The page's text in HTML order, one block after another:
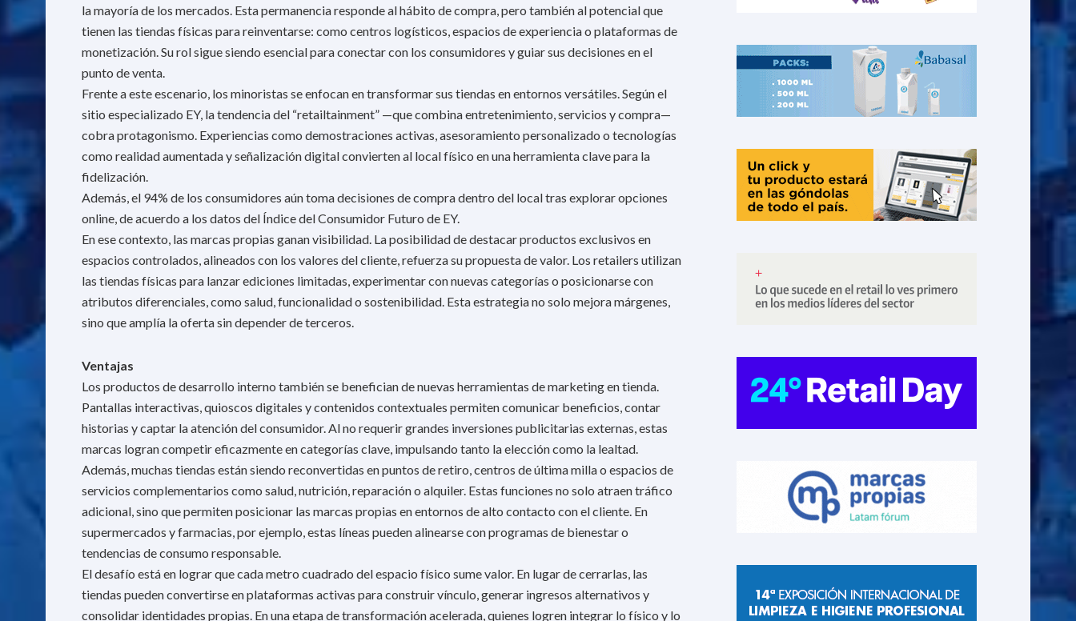
la mayoría de los mercados. Esta permanencia responde al hábito de compra, pero también al potencial que
tienen las tiendas físicas para reinventarse: como centros logísticos, espacios de experiencia o plataformas de
monetización. Su rol sigue siendo esencial para conectar con los consumidores y guiar sus decisiones en el
punto de venta.
Frente a este escenario, los minoristas se enfocan en transformar sus tiendas en entornos versátiles. Según el
sitio especializado EY, la tendencia del “retailtainment” —que combina entretenimiento, servicios y compra—
cobra protagonismo. Experiencias como demostraciones activas, asesoramiento personalizado o tecnologías
como realidad aumentada y señalización digital convierten al local físico en una herramienta clave para la
fidelización.
Además, el 94% de los consumidores aún toma decisiones de compra dentro del local tras explorar opciones
online, de acuerdo a los datos del Índice del Consumidor Futuro de EY.
En ese contexto, las marcas propias ganan visibilidad. La posibilidad de destacar productos exclusivos en
espacios controlados, alineados con los valores del cliente, refuerza su propuesta de valor. Los retailers utilizan
las tiendas físicas para lanzar ediciones limitadas, experimentar con nuevas categorías o posicionarse con
atributos diferenciales, como salud, funcionalidad o sostenibilidad. Esta estrategia no solo mejora márgenes,
sino que amplía la oferta sin depender de terceros.
Ventajas
Los productos de desarrollo interno también se benefician de nuevas herramientas de marketing en tienda.
Pantallas interactivas, quioscos digitales y contenidos contextuales permiten comunicar beneficios, contar
historias y captar la atención del consumidor. Al no requerir grandes inversiones publicitarias externas, estas
marcas logran competir eficazmente en categorías clave, impulsando tanto la elección como la lealtad.
Además, muchas tiendas están siendo reconvertidas en puntos de retiro, centros de última milla o espacios de
servicios complementarios como salud, nutrición, reparación o alquiler. Estas funciones no solo atraen tráfico
adicional, sino que permiten posicionar las marcas propias en entornos de alto contacto con el cliente. En
supermercados y farmacias, por ejemplo, estas líneas pueden alinearse con programas de bienestar o
tendencias de consumo responsable.
El desafío está en lograr que cada metro cuadrado del espacio físico sume valor. En lugar de cerrarlas, las
tiendas pueden convertirse en plataformas activas para construir vínculo, generar ingresos alternativos y
consolidar identidades propias. En una etapa de transformación acelerada, quienes logren integrar lo físico y lo